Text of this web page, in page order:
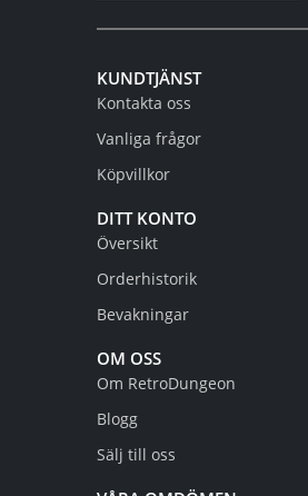
KUNDTJÄNST
Kontakta oss
Vanliga frågor
Köpvillkor
DITT KONTO
Översikt
Orderhistorik
Bevakningar
OM OSS
Om RetroDungeon
Blogg
Sälj till oss